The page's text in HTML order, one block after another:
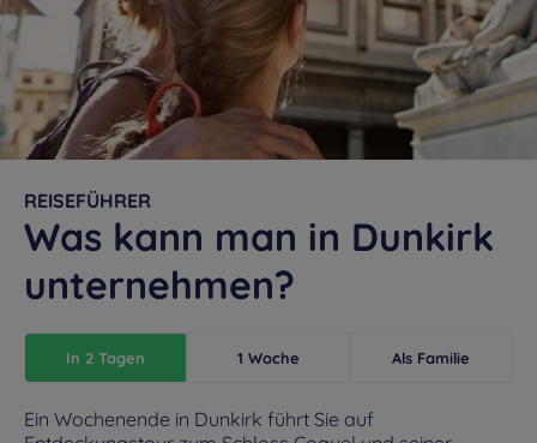
REISEFÜHRER
Was kann man in Dunkirk
unternehmen?
In 2 Tagen 1 Woche Als Familie
Ein Wochenende in Dunkirk führt Sie auf